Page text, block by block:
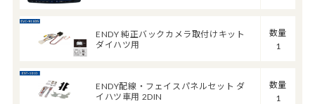
ENDY 純正バックカメラ取付けキット
ダイハツ用
数量
1
ENDY配線・フェイスパネルセット ダ
イハツ車用 2DIN
数量
1